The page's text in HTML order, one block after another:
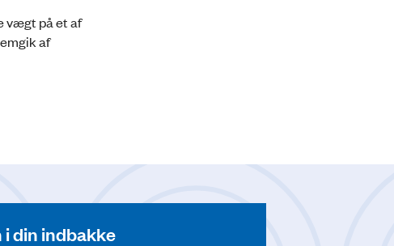
vægt på et af
af
i din indbakke